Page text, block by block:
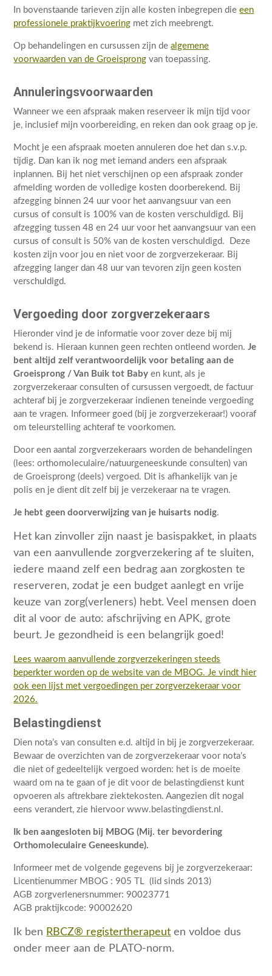
In bovenstaande tarieven zijn alle kosten inbegrepen die een
professionele praktijkvoering met zich meebrengt.
Op behandelingen en cursussen zijn de algemene
voorwaarden van de Groeisprong van toepassing.
Annuleringsvoorwaarden
Wanneer we een afspraak maken reserveer ik mijn tijd voor
je, inclusief mijn voorbereiding, en reken dan ook graag op je.
Mocht je een afspraak moeten annuleren doe het dan s.v.p.
tijdig. Dan kan ik nog met iemand anders een afspraak
inplannen. Bij het niet verschijnen op een afspraak zonder
afmelding worden de volledige kosten doorberekend. Bij
afzegging binnen 24 uur voor het aanvangsuur van een
cursus of consult is 100% van de kosten verschuldigd. Bij
afzegging tussen 48 en 24 uur voor het aanvangsuur van een
cursus of consult is 50% van de kosten verschuldigd. Deze
kosten zijn voor jou en niet voor de zorgverzekeraar. Bij
afzegging langer dan 48 uur van tevoren zijn geen kosten
verschuldigd.
Vergoeding door zorgverzekeraars
Hieronder vind je de informatie voor zover deze bij mij
bekend is. Hieraan kunnen geen rechten ontleend worden. Je
bent altijd zelf verantwoordelijk voor betaling aan de
Groeisprong / Van Buik tot Baby en kunt, als je
zorgverzekeraar consulten of cursussen vergoedt, de factuur
achteraf bij je zorgverzekeraar indienen teneinde vergoeding
aan te vragen. Informeer goed (bij je zorgverzekeraar!) vooraf
om teleurstelling achteraf te voorkomen.
Door een aantal zorgverzekeraars worden de behandelingen
(lees: orthomoleculaire/natuurgeneeskunde consulten) van
de Groeisprong (deels) vergoed. Dit is afhankelijk van je
polis en je dient dit zelf bij je verzekeraar na te vragen.
Je hebt geen doorverwijzing van je huisarts nodig.
Het kan zinvoller zijn naast je basispakket, in plaats
van een aanvullende zorgverzekering af te sluiten,
iedere maand zelf een bedrag aan zorgkosten te
reserveren, zodat je een budget aanlegt en vrije
keuze van zorg(verleners) hebt. Veel mensen doen
dit al voor de auto: afschrijving en APK, grote
beurt. Je gezondheid is een belangrijk goed!
Lees waarom aanvullende zorgverzekeringen steeds
beperkter worden op de website van de MBOG. Je vindt hier
ook een lijst met vergoedingen per zorgverzekeraar voor
2026.
Belastingdienst
Dien nota’s van consulten e.d. altijd in bij je zorgverzekeraar.
Bewaar de overzichten van de zorgverzekeraar voor nota’s
die niet of gedeeltelijk vergoed worden: het is de moeite
waard om na te gaan of je dit voor de belastingdienst kunt
opvoeren als aftrekbare ziektekosten. Aangezien dit nogal
eens verandert, zie hiervoor www.belastingdienst.nl.
Ik ben aangesloten bij MBOG (Mij. ter bevordering
Orthomoleculaire Geneeskunde).
Informeer met de volgende gegevens bij je zorgverzekeraar:
Licentienummer MBOG : 905 TL (lid sinds 2013)
AGB zorgverlenersnummer: 90023771
AGB praktijkcode: 90002620
Ik ben RBCZ® registertherapeut en voldoe dus
onder meer aan de PLATO-norm.